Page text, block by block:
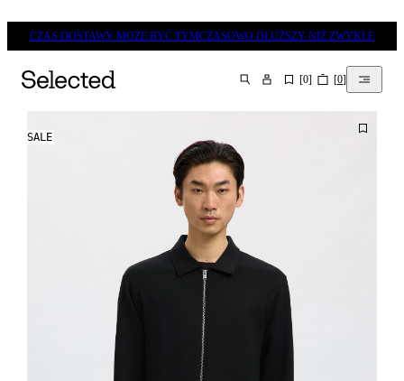
CZAS DOSTAWY MOŻE BYĆ TYMCZASOWO DŁUŻSZY NIŻ ZWYKLE
SZUKAJ [0] [0]
SALE